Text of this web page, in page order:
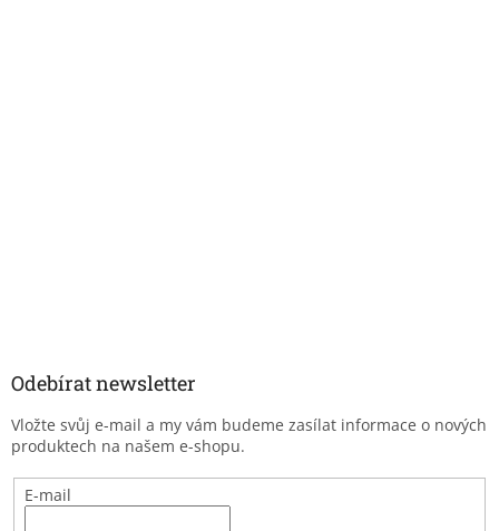
Odebírat newsletter
Vložte svůj e-mail a my vám budeme zasílat informace o nových
produktech na našem e-shopu.
E-mail